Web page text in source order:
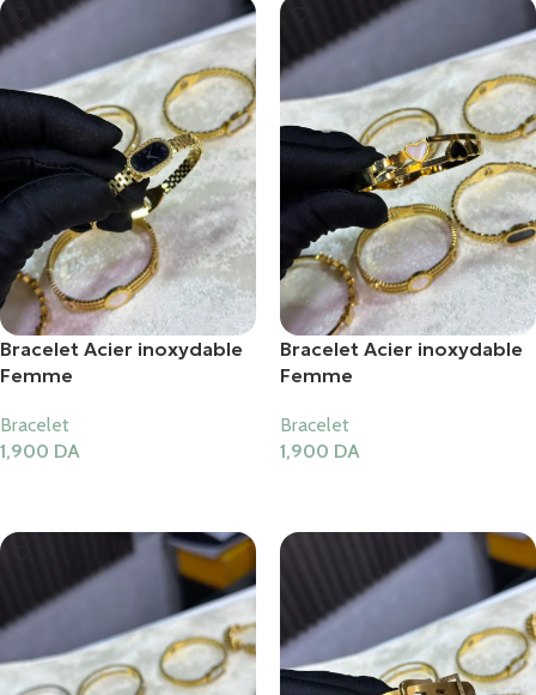
Bracelet Acier inoxydable
Femme
Bracelet
1,900 DA
Bracelet Acier inoxydable
Femme
Bracelet
1,900 DA